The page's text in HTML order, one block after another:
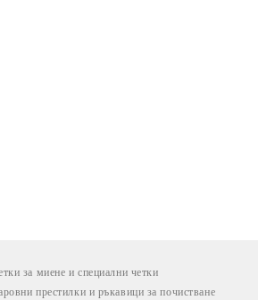
за миене и специални четки
престилки и ръкавици за почистване